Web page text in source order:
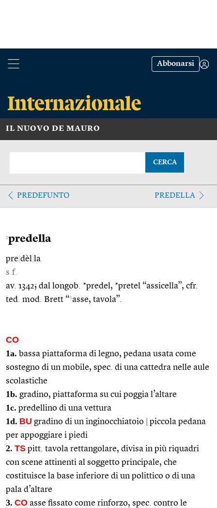
Abbonarsi
IL NUOVO DE MAURO
CERCA
PREDEFUNTO PREDELLA
1predella
pre dèl la
s.f.
av. 1342; dal longob. *predel, *pretel “assicella”, cfr.
ted. mod. Brett “1asse, tavola”.
CO
1a. bassa piattaforma di legno, pedana usata come
sostegno di un mobile, spec. di una cattedra nelle aule
scolastiche
1b. gradino, piattaforma su cui poggia l’altare
1c. predellino di una vettura
1d. BU gradino di un inginocchiatoio
piccola pedana
per appoggiare i piedi
2. TS pitt. tavola rettangolare, divisa in più riquadri
con scene attinenti al soggetto principale, che
costituisce la base inferiore di un polittico o di una
pala d’altare
3. CO asse fissato come rinforzo, spec. contro le